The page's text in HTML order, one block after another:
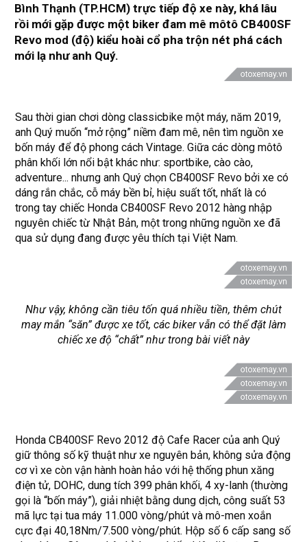
Bình Thạnh (TP.HCM) trực tiếp độ xe này, khá lâu
rồi mới gặp được một biker đam mê môtô CB400SF
Revo mod (độ) kiểu hoài cổ pha trộn nét phá cách
mới lạ như anh Quý.
Sau thời gian chơi dòng classicbike một máy, năm 2019,
anh Quý muốn “mở rộng” niềm đam mê, nên tìm nguồn xe
bốn máy để độ phong cách Vintage. Giữa các dòng môtô
phân khối lớn nổi bật khác như: sportbike, cào cào,
adventure... nhưng anh Quý chọn CB400SF Revo bởi xe có
dáng rắn chắc, cỗ máy bền bỉ, hiệu suất tốt, nhất là có
trong tay chiếc Honda CB400SF Revo 2012 hàng nhập
nguyên chiếc từ Nhật Bản, một trong những nguồn xe đã
qua sử dụng đang được yêu thích tại Việt Nam.
Như vậy, không cần tiêu tốn quá nhiều tiền, thêm chút
may mắn “săn” được xe tốt, các biker vẫn có thể đặt làm
chiếc xe độ “chất” như trong bài viết này
Honda CB400SF Revo 2012 độ Cafe Racer của anh Quý
giữ thông số kỹ thuật như xe nguyên bản, không sửa động
cơ vì xe còn vận hành hoàn hảo với hệ thống phun xăng
điện tử, DOHC, dung tích 399 phân khối, 4 xy-lanh (thường
gọi là “bốn máy”), giải nhiệt bằng dung dịch, công suất 53
mã lực tại tua máy 11.000 vòng/phút và mô-men xoắn
cực đại 40,18Nm/7.500 vòng/phút. Hộp số 6 cấp sang số